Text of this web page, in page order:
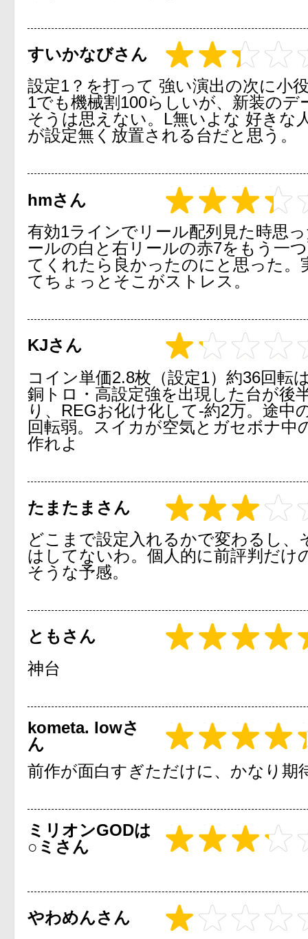
すいかなびさん
設定1？を打って 強い演出の次に小
1でも機械割100らしいが、新装のデ
そうは思えない。L無いよな 好きな
が設定無く放置される台だと思う。
hmさん
有効1ラインでリール配列見た時思
ールの白と右リールの赤7をもう一
てくれたら良かったのにと思った。
てちょっとそこがストレス。
KJさん
コイン単価2.8枚（設定1）約36回転
銅トロ・高設定強を出現した台が後
り、REGお化け化して-約2万。途中
回転弱。スイカが空気とガセボナ中
作れよ
たまたまさん
どこまで設定入れるかで変わるし、
はしてないわ。個人的に前評判だけ
そうな予感。
ともさん
神台
kometa. lowさ
ん
前作が面白すぎただけに、かなり期
ミリオンGODは
○ミさん
やわめんさん